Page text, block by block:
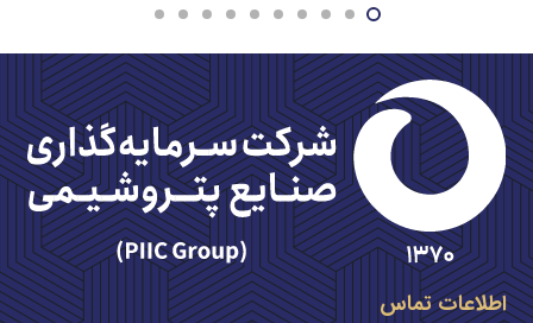
اطلاعات تماس